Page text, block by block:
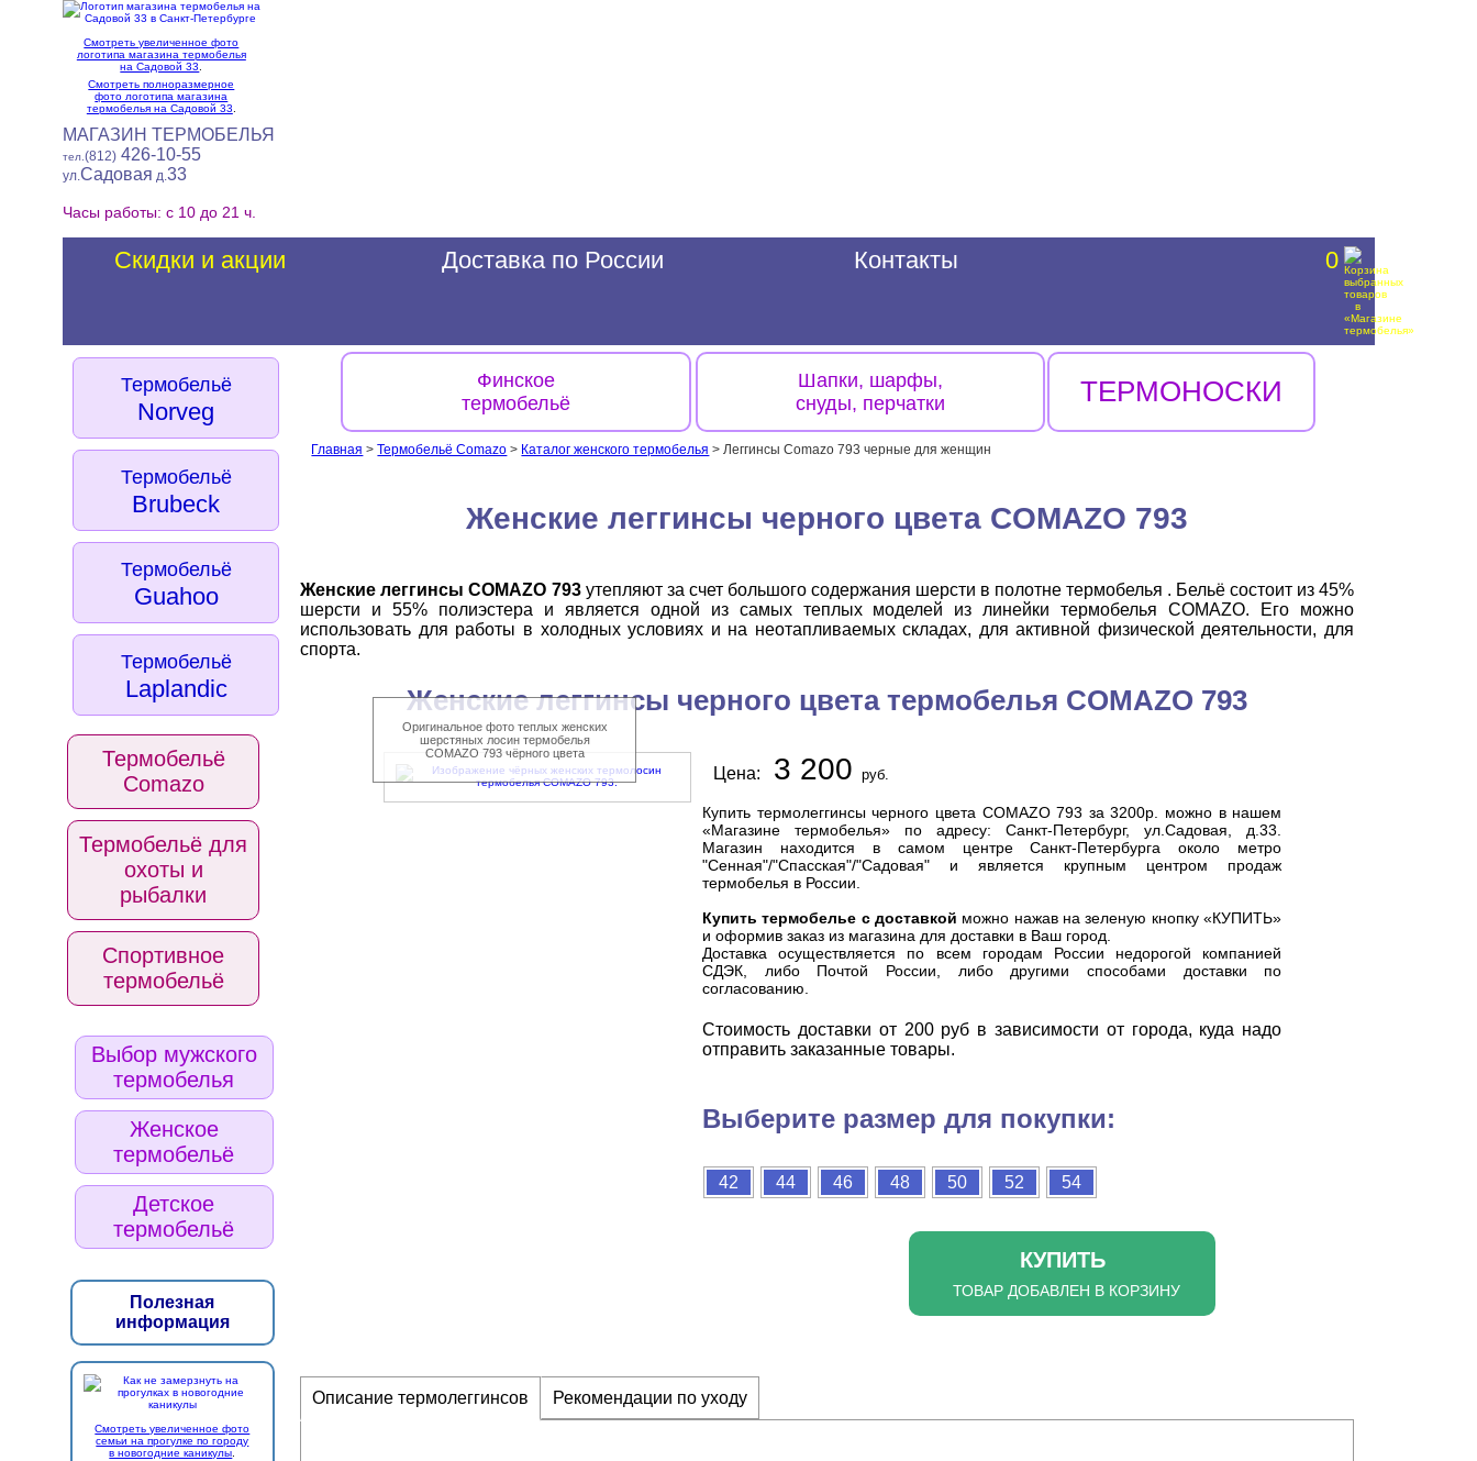
Смотреть увеличенное фото
логотипа магазина термобелья
на Садовой 33
Смотреть полноразмерное
фото логотипа магазина
термобелья на Садовой 33
МАГАЗИН ТЕРМОБЕЛЬЯ
тел. (812)426-10-55
ул.Садовая д.33
Часы работы: с 10 до 21 ч.
Скидки и акции Доставка по России Контакты 0
Выбор мужского
термобелья
Женское
термобельё
Детское
термобельё
Термобельё
Comazo
Термобельё для
охоты и
рыбалки
Спортивное
термобельё
Финское
термобельё
Шапки, шарфы,
снуды, перчатки
ТЕРМОНОСКИ
Главная > Термобельё Comazo > Каталог женского термобелья > Леггинсы Comazo 793 черные для женщин
Женские леггинсы черного цвета COMAZO 793
Женские леггинсы COMAZO 793утепляют за счет большого содержания шерсти в полотне термобелья . Бельё состоит из 45%
шерсти и 55% полиэстера и является одной из самых теплых моделей из линейки термобелья COMAZO. Его можно
использовать для работы в холодных условиях и на неотапливаемых складах, для активной физической деятельности, для
спорта.
Женские леггинсы черного цвета термобелья COMAZO 793
Оригинальное фото теплых женских
шерстяных лосин термобелья
COMAZO 793 чёрного цвета
Цена: 3 200 руб.
Купить термолеггинсы черного цвета COMAZO 793 за 3200р. можно в нашем
«Магазине термобелья» по адресу: Санкт-Петербург, ул.Садовая, д.33.
Магазин находится в самом центре Санкт-Петербурга около метро
"Сенная"/"Спасская"/"Садовая" и является крупным центром продаж
термобелья в России.
Купить термобелье с доставкой можно нажав на зеленую кнопку «КУПИТЬ»
и оформив заказ из магазина для доставки в Ваш город.
Доставка осуществляется по всем городам России недорогой компанией
СДЭК, либо Почтой России, либо другими способами доставки по
согласованию.
Cтоимость доставки от 200 руб в зависимости от города, куда надо
отправить заказанные товары.
Выберите размер для покупки:
42 44 46 48 50 52 54
КУПИТЬ
ТОВАР ДОБАВЛЕН В КОРЗИНУ
Описание термолеггинсов Рекомендации по уходу
Термобельё
Norveg
Термобельё
Brubeck
Термобельё
Guahoo
Термобельё
Laplandic
Полезная
информация
Смотреть увеличенное фото
семьи на прогулке по городу
в новогодние каникулы